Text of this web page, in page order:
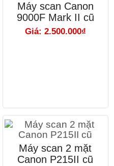
Máy scan Canon
9000F Mark II cũ
Giá: 2.500.000₫
Máy scan 2 mặt
Canon P215II cũ